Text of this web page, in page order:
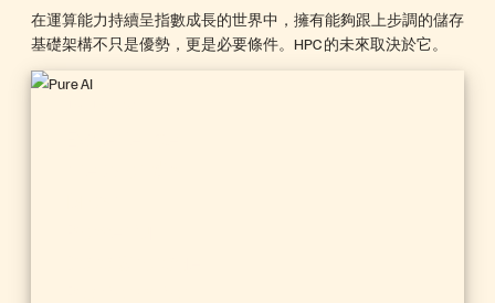
在運算能力持續呈指數成長的世界中，擁有能夠跟上步調的儲存
基礎架構不只是優勢，更是必要條件。HPC 的未來取決於它。